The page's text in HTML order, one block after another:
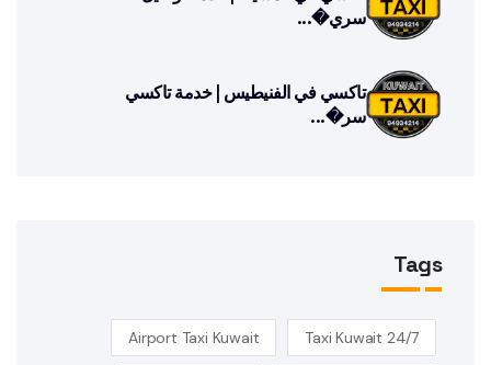
سري�...
تاكسي في الفنيطيس | خدمة تاكسي
سر�...
Tags
24/7 Taxi Kuwait
Airport Taxi Kuwait